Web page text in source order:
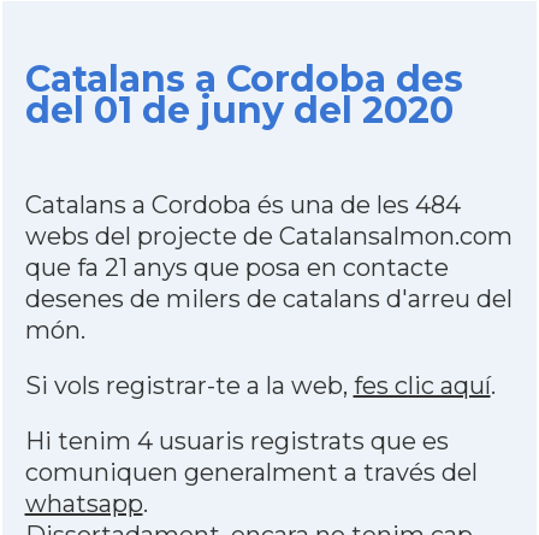
Catalans a Cordoba des
del 01 de juny del 2020
Catalans a Cordoba és una de les 484
webs del projecte de Catalansalmon.com
que fa 21 anys que posa en contacte
desenes de milers de catalans d'arreu del
món.
Si vols registrar-te a la web, fes clic aquí.
Hi tenim 4 usuaris registrats que es
comuniquen generalment a través del
whatsapp.